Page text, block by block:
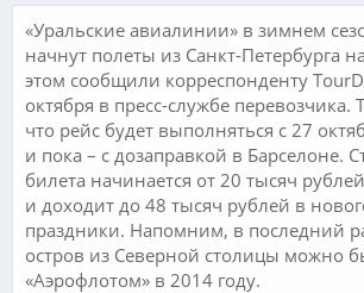
т
о
р
т
е
м
ы
т
а
н
а
ч
а
л
а
«Уральские авиалинии» в зимнем
начнут полеты из Санкт-Петербурга
этом сообщили корреспонденту
октября в пресс-службе перевозчика.
что рейс будет выполняться с 27
и пока – с дозаправкой в Барселоне.
билета начинается от 20 тысяч
и доходит до 48 тысяч рублей в
праздники. Напомним, в последний
остров из Северной столицы можно
«Аэрофлотом» в 2014 году.